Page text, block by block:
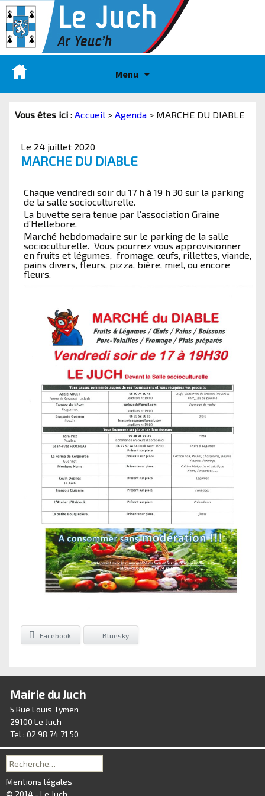
Menu
Vous êtes ici : Accueil > Agenda > MARCHE DU DIABLE
Le 24 juillet 2020
MARCHE DU DIABLE
Chaque vendredi soir du 17 h à 19 h 30 sur la parking
de la salle socioculturelle.
La buvette sera tenue par l’association Graine
d’Hellebore.
Marché hebdomadaire sur le parking de la salle
socioculturelle. Vous pourrez vous approvisionner
en fruits et légumes, fromage, œufs, rillettes, viande,
pains divers, fleurs, pizza, bière, miel, ou encore
fleurs.
Facebook Bluesky
Mairie du Juch
5 Rue Louis Tymen
29100 Le Juch
Tel : 02 98 74 71 50
Recherche
pour :
Mentions légales
© 2014 - Le Juch